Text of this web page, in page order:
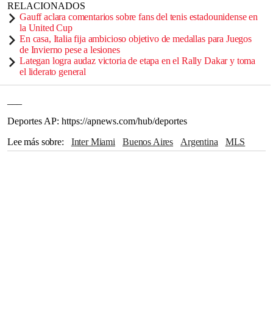
RELACIONADOS
Gauff aclara comentarios sobre fans del tenis estadounidense en
la United Cup
En casa, Italia fija ambicioso objetivo de medallas para Juegos
de Invierno pese a lesiones
Lategan logra audaz victoria de etapa en el Rally Dakar y toma
el liderato general
Deportes AP: https://apnews.com/hub/deportes
Lee más sobre
Inter Miami Buenos Aires Argentina
MLS